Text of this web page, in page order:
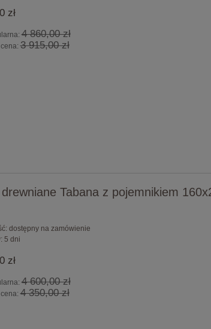
zł
4 860,00 zł
cena:3 915,00 zł
Tabana z pojemnikiem
dostępny na zamówienie
5 dni
zł
4 600,00 zł
cena:4 350,00 zł